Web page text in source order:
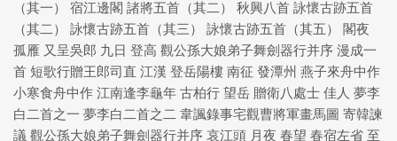
（其一） 宿江邊閣 諸將五首（其二） 秋興八首 詠懷古跡五首
（其二） 詠懷古跡五首（其三） 詠懷古跡五首（其五） 閣夜
孤雁 又呈吳郎 九日 登高 觀公孫大娘弟子舞劍器行并序 漫成一
首 短歌行贈王郎司直 江漢 登岳陽樓 南征 發潭州 燕子來舟中作
小寒食舟中作 江南逢李龜年 古柏行 望岳 贈衛八處士 佳人 夢李
白二首之一 夢李白二首之二 韋諷錄事宅觀曹將軍畫馬圖 寄韓諫
議 觀公孫大娘弟子舞劍器行并序 哀江頭 月夜 春望 春宿左省 至